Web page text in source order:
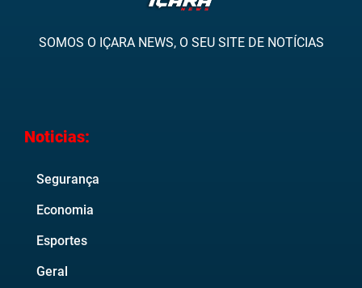
SOMOS O IÇARA NEWS, O SEU SITE DE NOTÍCIAS
Noticias:
Segurança
Economia
Esportes
Geral